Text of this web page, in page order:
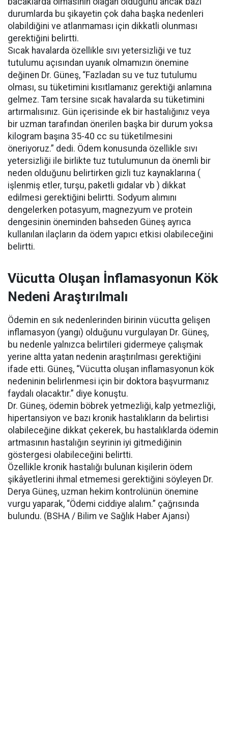
durumlarda bu şikayetin çok daha başka nedenleri
olabildiğini ve atlanmaması için dikkatli olunması
gerektiğini belirtti.
Sıcak havalarda özellikle sıvı yetersizliği ve tuz
tutulumu açısından uyanık olmamızın önemine
değinen Dr. Güneş, “Fazladan su ve tuz tutulumu
olması, su tüketimini kısıtlamanız gerektiği anlamına
gelmez. Tam tersine sıcak havalarda su tüketimini
artırmalısınız. Gün içerisinde ek bir hastalığınız veya
bir uzman tarafından önerilen başka bir durum yoksa
kilogram başına 35-40 cc su tüketilmesini
öneriyoruz.” dedi. Ödem konusunda özellikle sıvı
yetersizliği ile birlikte tuz tutulumunun da önemli bir
neden olduğunu belirtirken gizli tuz kaynaklarına (
işlenmiş etler, turşu, paketli gıdalar vb ) dikkat
edilmesi gerektiğini belirtti. Sodyum alımını
dengelerken potasyum, magnezyum ve protein
dengesinin öneminden bahseden Güneş ayrıca
kullanılan ilaçların da ödem yapıcı etkisi olabileceğini
belirtti.
Vücutta Oluşan İnflamasyonun Kök
Nedeni Araştırılmalı
Ödemin en sık nedenlerinden birinin vücutta gelişen
inflamasyon (yangı) olduğunu vurgulayan Dr. Güneş,
bu nedenle yalnızca belirtileri gidermeye çalışmak
yerine altta yatan nedenin araştırılması gerektiğini
ifade etti. Güneş, “Vücutta oluşan inflamasyonun kök
nedeninin belirlenmesi için bir doktora başvurmanız
faydalı olacaktır.” diye konuştu.
Dr. Güneş, ödemin böbrek yetmezliği, kalp yetmezliği,
hipertansiyon ve bazı kronik hastalıkların da belirtisi
olabileceğine dikkat çekerek, bu hastalıklarda ödemin
artmasının hastalığın seyrinin iyi gitmediğinin
göstergesi olabileceğini belirtti.
Özellikle kronik hastalığı bulunan kişilerin ödem
şikâyetlerini ihmal etmemesi gerektiğini söyleyen Dr.
Derya Güneş, uzman hekim kontrolünün önemine
vurgu yaparak, “Ödemi ciddiye alalım.” çağrısında
bulundu. (BSHA / Bilim ve Sağlık Haber Ajansı)